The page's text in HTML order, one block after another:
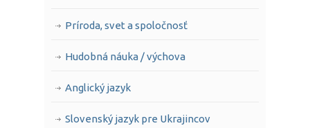
Príroda, svet a spoločnosť
Hudobná náuka / výchova
Anglický jazyk
Slovenský jazyk pre Ukrajincov